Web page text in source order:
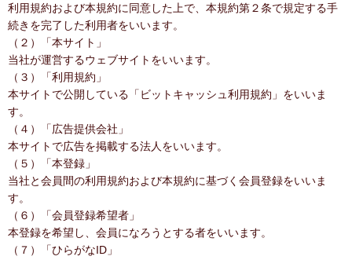
利用規約および本規約に同意した上で、本規約第２条で規定する手
続きを完了した利用者をいいます。
（２）「本サイト」
当社が運営するウェブサイトをいいます。
（３）「利用規約」
本サイトで公開している「ビットキャッシュ利用規約」をいいま
す。
（４）「広告提供会社」
本サイトで広告を掲載する法人をいいます。
（５）「本登録」
当社と会員間の利用規約および本規約に基づく会員登録をいいま
す。
（６）「会員登録希望者」
本登録を希望し、会員になろうとする者をいいます。
（７）「ひらがなID」